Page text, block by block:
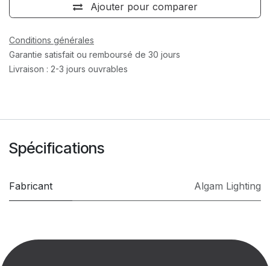
Ajouter pour comparer
Conditions générales
Garantie satisfait ou remboursé de 30 jours
Livraison : 2-3 jours ouvrables
Spécifications
Fabricant Algam Lighting